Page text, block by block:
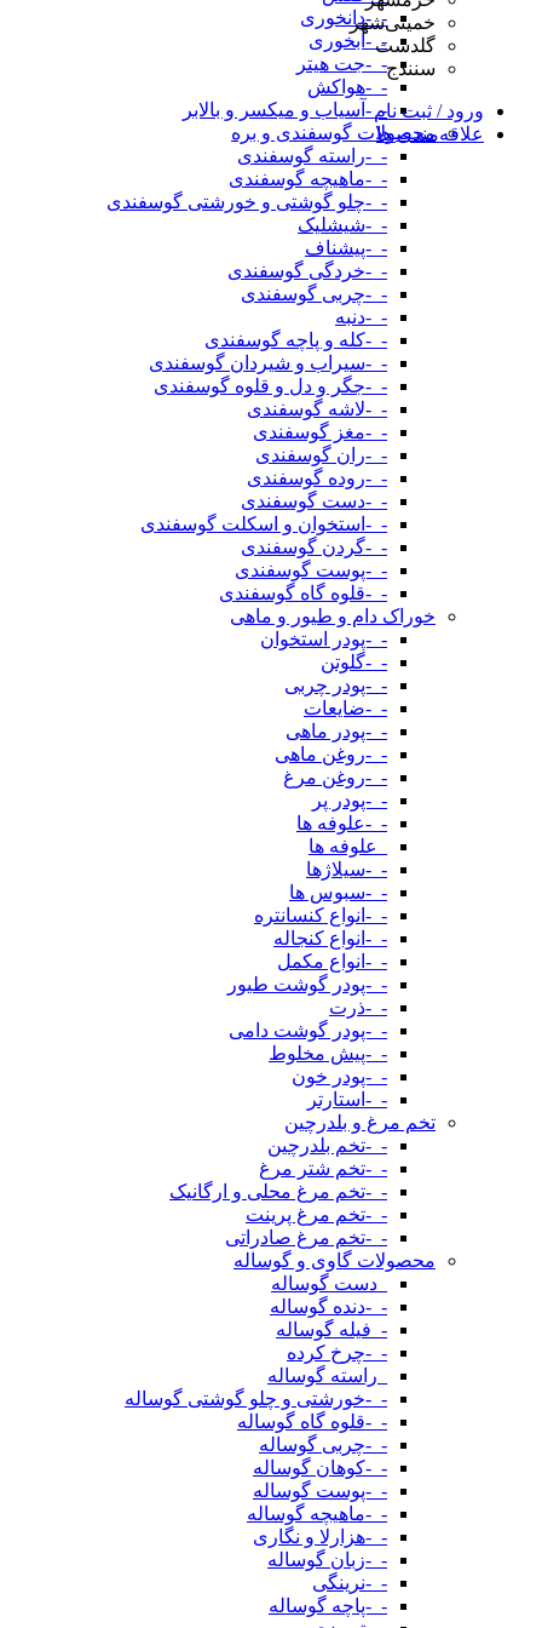
-_-دانخوری
-_-آبخوری
-_-جت هیتر
-_-هواکش
-_-آسیاب و میکسر و بالابر
محصولات گوسفندی و بره
-_-راسته گوسفندی
-_-ماهیچه گوسفندی
-_-چلو گوشتی و خورشتی گوسفندی
-_-شیشلیک
-_-پیشناف
-_-خردگی گوسفندی
-_-چربی گوسفندی
-_-دنبه
-_-کله و پاچه گوسفندی
-_-سیراب و شیردان گوسفندی
-_-جگر و دل و قلوه گوسفندی
-_-لاشه گوسفندی
-_-مغز گوسفندی
-_-ران گوسفندی
-_-روده گوسفندی
-_-دست گوسفندی
-_-استخوان و اسکلت گوسفندی
-_-گردن گوسفندی
-_-پوست گوسفندی
-_-قلوه گاه گوسفندی
خوراک دام و طیور و ماهی
-_-پودر استخوان
-_-گلوتن
-_-پودر چربی
-_-ضایعات
-_-پودر ماهی
-_-روغن ماهی
-_-روغن مرغ
-_-پودر پر
-_-علوفه ها
_علوفه ها
-_-سیلاژها
-_-سبوس ها
-_-انواع کنسانتره
-_-انواع کنجاله
-_-انواع مکمل
-_-پودر گوشت طیور
-_-ذرت
-_-پودر گوشت دامی
-_-پیش مخلوط
-_-پودر خون
-_-استارتر
تخم مرغ و بلدرچین
-_-تخم بلدرچین
-_-تخم شتر مرغ
-_-تخم مرغ محلی و ارگانیک
-_-تخم مرغ پرینت
-_-تخم مرغ صادراتی
محصولات گاوی و گوساله
_دست گوساله
-_-دنده گوساله
-_فیله گوساله
-_-چرخ کرده
_راسته گوساله
-_-خورشتی و چلو گوشتی گوساله
-_-قلوه گاه گوساله
-_-چربی گوساله
-_-کوهان گوساله
-_-پوست گوساله
-_-ماهیچه گوساله
-_-هزارلا و نگاری
-_-زبان گوساله
-_-نرینگی
-_-پاچه گوساله
خمینی‌شهر
گلدشت
سنندج
ورود / ثبت نام
علاقه‌مندی ها